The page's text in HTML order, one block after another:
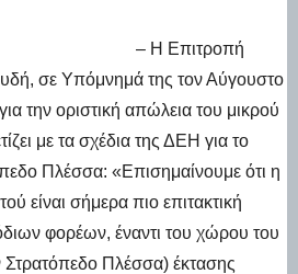
– Η Επιτροπή
σε Υπόμνημά της τον Αύγουστο
την οριστική απώλεια του μικρού
με τα σχέδια της ΔΕΗ για το
Πλέσσα: «Επισημαίνουμε ότι η
είναι σήμερα πιο επιτακτική
φορέων, έναντι του χώρου του
Πλέσσα) έκτασης